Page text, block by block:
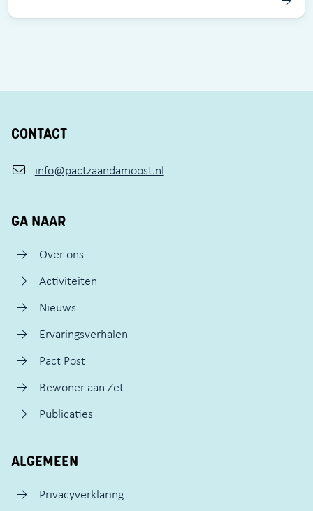
CONTACT
info@pactzaandamoost.nl
GA NAAR
Over ons
Activiteiten
Nieuws
Ervaringsverhalen
Pact Post
Bewoner aan Zet
Publicaties
ALGEMEEN
Privacyverklaring